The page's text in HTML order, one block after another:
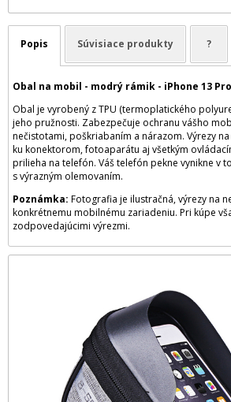
Popis Súvisiace produkty ?
Obal na mobil - modrý rámik - iPhone 13
Obal je vyrobený z TPU (termoplatického
jeho pružnosti. Zabezpečuje ochranu vášho
nečistotami, poškriabaním a nárazom. Výrezy
ku konektorom, fotoaparátu aj všetkým
prilieha na telefón. Váš telefón pekne vynikne v
s výrazným olemovaním.
Poznámka: Fotografia je ilustračná, výrezy na
konkrétnemu mobilnému zariadeniu. Pri kúpe
zodpovedajúcimi výrezmi.